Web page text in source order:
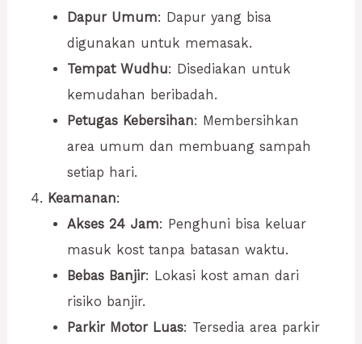
Dapur Umum: Dapur yang bisa
digunakan untuk memasak.
Tempat Wudhu: Disediakan untuk
kemudahan beribadah.
Petugas Kebersihan: Membersihkan
area umum dan membuang sampah
setiap hari.
Keamanan:
Akses 24 Jam: Penghuni bisa keluar
masuk kost tanpa batasan waktu.
Bebas Banjir: Lokasi kost aman dari
risiko banjir.
Parkir Motor Luas: Tersedia area parkir